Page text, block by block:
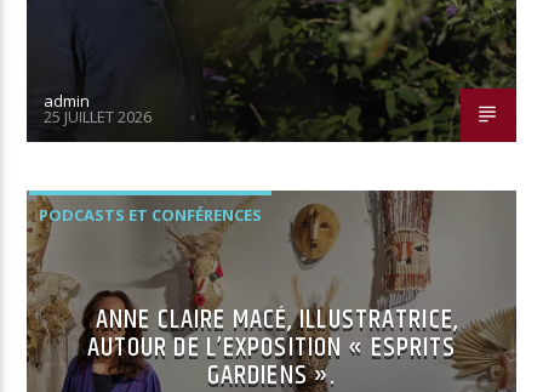
admin
25 JUILLET 2026
PODCASTS ET CONFÉRENCES
ANNE CLAIRE MACÉ, ILLUSTRATRICE,
AUTOUR DE L’EXPOSITION « ESPRITS
GARDIENS ».